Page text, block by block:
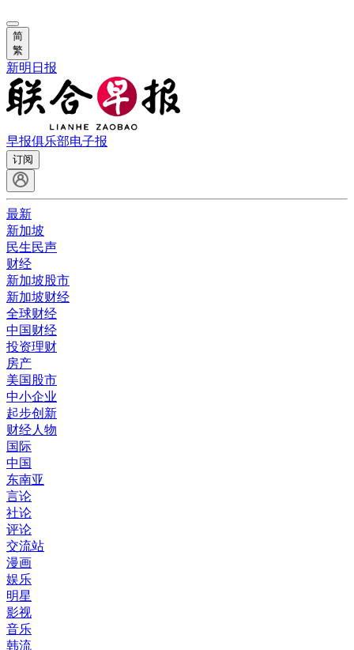
简
繁
新明日报
早报俱乐部电子报
订阅
最新
新加坡
民生民声
财经
新加坡股市
新加坡财经
全球财经
中国财经
投资理财
房产
美国股市
中小企业
起步创新
财经人物
国际
中国
东南亚
言论
社论
评论
交流站
漫画
娱乐
明星
影视
音乐
韩流